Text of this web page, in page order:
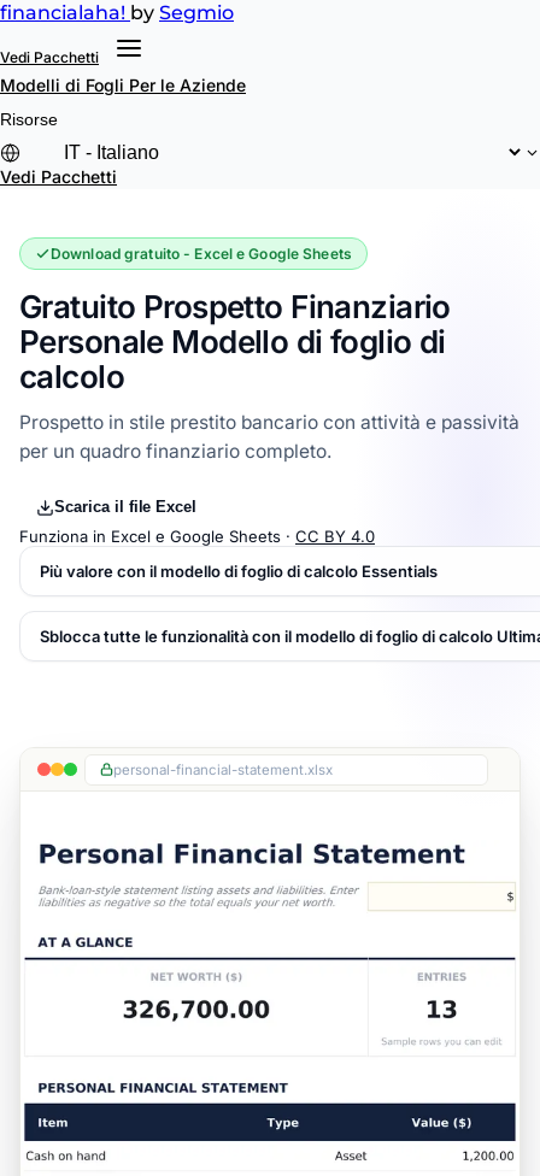
financialaha! by Segmio
Vedi Pacchetti
Modelli di Fogli Per le Aziende
Risorse
Vedi Pacchetti
Download gratuito - Excel e Google Sheets
Gratuito Prospetto Finanziario
Personale Modello di foglio di
calcolo
Prospetto in stile prestito bancario con attività e passività
per un quadro finanziario completo.
Scarica il file Excel
Funziona in Excel e Google Sheets · CC BY 4.0
Più valore con il modello di foglio di calcolo Essentials
Sblocca tutte le funzionalità con il modello di foglio di calcolo
personal-financial-statement.xlsx